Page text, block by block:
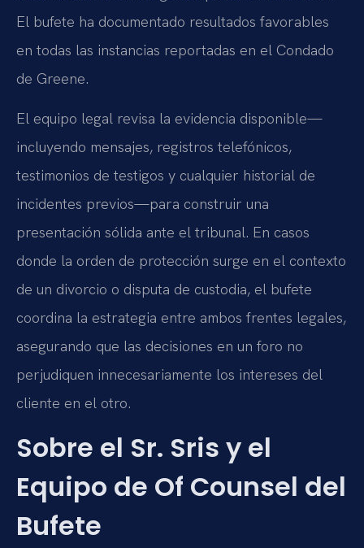
El bufete ha documentado resultados favorables
en todas las instancias reportadas en el Condado
de Greene.
El equipo legal revisa la evidencia disponible—
incluyendo mensajes, registros telefónicos,
testimonios de testigos y cualquier historial de
incidentes previos—para construir una
presentación sólida ante el tribunal. En casos
donde la orden de protección surge en el contexto
de un divorcio o disputa de custodia, el bufete
coordina la estrategia entre ambos frentes legales,
asegurando que las decisiones en un foro no
perjudiquen innecesariamente los intereses del
cliente en el otro.
Sobre el Sr. Sris y el
Equipo de Of Counsel del
Bufete